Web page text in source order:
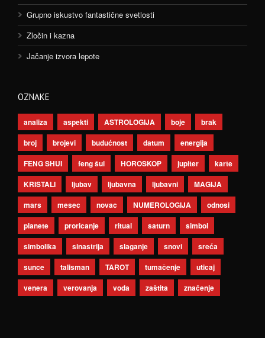
Grupno iskustvo fantastične svetlosti
Zločin i kazna
Jačanje izvora lepote
OZNAKE
analiza aspekti ASTROLOGIJA boje
brak
broj
brojevi budućnost datum
energija
FENG SHUI
feng šui HOROSKOP jupiter
karte
KRISTALI
ljubav ljubavna ljubavni
MAGIJA
mars
mesec novac NUMEROLOGIJA
odnosi
planete
proricanje ritual saturn
simbol
simbolika
sinastrija slaganje snovi
sreća
sunce
talisman TAROT tumačenje
uticaj
venera
verovanja voda zaštita značenje